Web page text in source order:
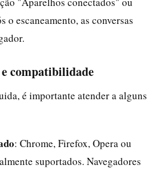
escaneamento, as conversas
compatibilidade
é importante atender a alguns
: Chrome, Firefox, Opera ou
suportados. Navegadores